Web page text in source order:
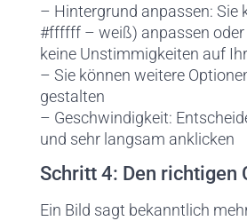
– Hintergrund anpassen: Sie
#ffffff – weiß) anpassen oder
keine Unstimmigkeiten auf
– Sie können weitere
gestalten
– Geschwindigkeit:
und sehr langsam anklicken
Schritt 4: Den richtigen
Ein Bild sagt bekanntlich